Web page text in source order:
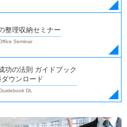
整理収納セミナー
功の法則 ガイドブック
ウンロード